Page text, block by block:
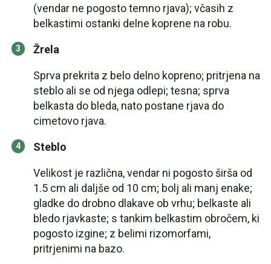
(vendar ne pogosto temno rjava); včasih z
belkastimi ostanki delne koprene na robu.
Žrela
Sprva prekrita z belo delno kopreno; pritrjena na
steblo ali se od njega odlepi; tesna; sprva
belkasta do bleda, nato postane rjava do
cimetovo rjava.
Steblo
Velikost je različna, vendar ni pogosto širša od
1.5 cm ali daljše od 10 cm; bolj ali manj enake;
gladke do drobno dlakave ob vrhu; belkaste ali
bledo rjavkaste; s tankim belkastim obročem, ki
pogosto izgine; z belimi rizomorfami,
pritrjenimi na bazo.